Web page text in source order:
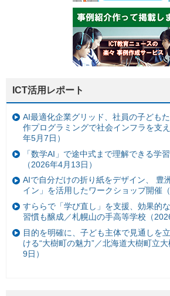
ICT活用レポート
AI最適化企業グリッド、社員の子ども
作プログラミングで社会インフラを支
年5月7日）
「数学AI」で途中式まで理解できる学
（2026年4月13日）
AIで自分だけの折り紙をデザイン、 豊
イン」を活用したワークショップ開催
すららで「学び直し」を支援、効果的
習慣も醸成／札幌山の手高等学校（
目的を明確に、子ども主体で見通しを
ける“大樹町の魅力”／北海道大樹町立
9日）